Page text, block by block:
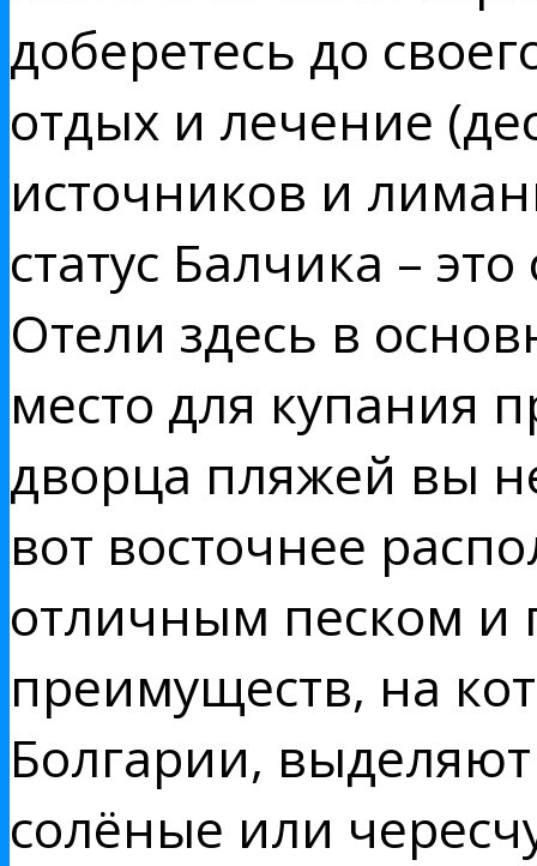
доберетесь до
отдых и лечение
источников и
статус Балчика –
Отели здесь в
место для купания
дворца пляжей вы
вот восточнее
отличным песком и
преимуществ, на
Болгарии,
солёные или